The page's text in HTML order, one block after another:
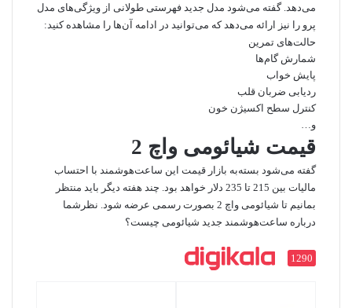
می‌دهد. گفته می‌شود مدل جدید فهرستی طولانی از ویژگی‌های مدل
پرو را نیز ارائه می‌دهد که می‌توانید در ادامه آن‌ها را مشاهده کنید:
حالت‌های تمرین
شمارش گام‌ها
پایش خواب
ردیابی ضربان قلب
کنترل سطح اکسیژن خون
و…
قیمت شیائومی واچ 2
گفته می‌شود بسته‌به بازار قیمت این ساعت‌هوشمند با احتساب
مالیات بین 215 تا 235 دلار خواهد بود. چند هفته دیگر باید منتظر
بمانیم تا شیائومی واچ 2 بصورت رسمی عرضه شود. نظرشما
درباره ساعت‌هوشمند جدید شیائومی چیست؟
1290